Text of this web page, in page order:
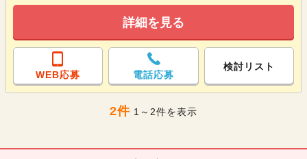
詳細を見る
WEB応募 電話応募
検討リスト
2件 1～2件を表示